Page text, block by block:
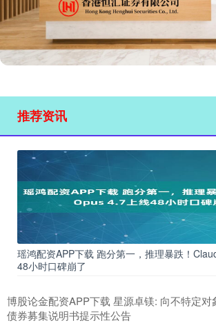
推荐资讯
瑶鸿配资APP下载 跑分第一，推理暴跌！
48小时口碑崩了
博股论金配资APP下载 星源卓镁: 向不特定对
债券募集说明书提示性公告